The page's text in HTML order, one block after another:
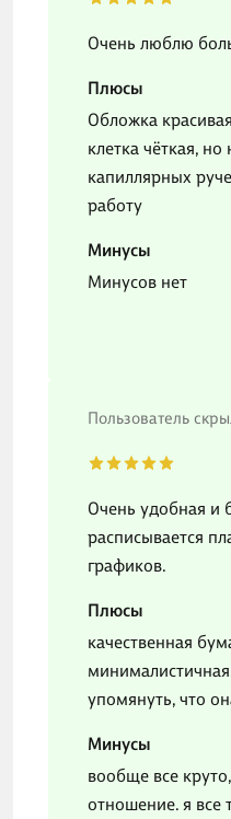
Очень люблю
Плюсы
Обложка
клетка чёткая,
капиллярных
работу
Минусы
Минусов нет
Пользователь
Очень удобная и
расписывается
графиков.
Плюсы
качественная
упомянуть, что
Минусы
вообще все
отношение. я все